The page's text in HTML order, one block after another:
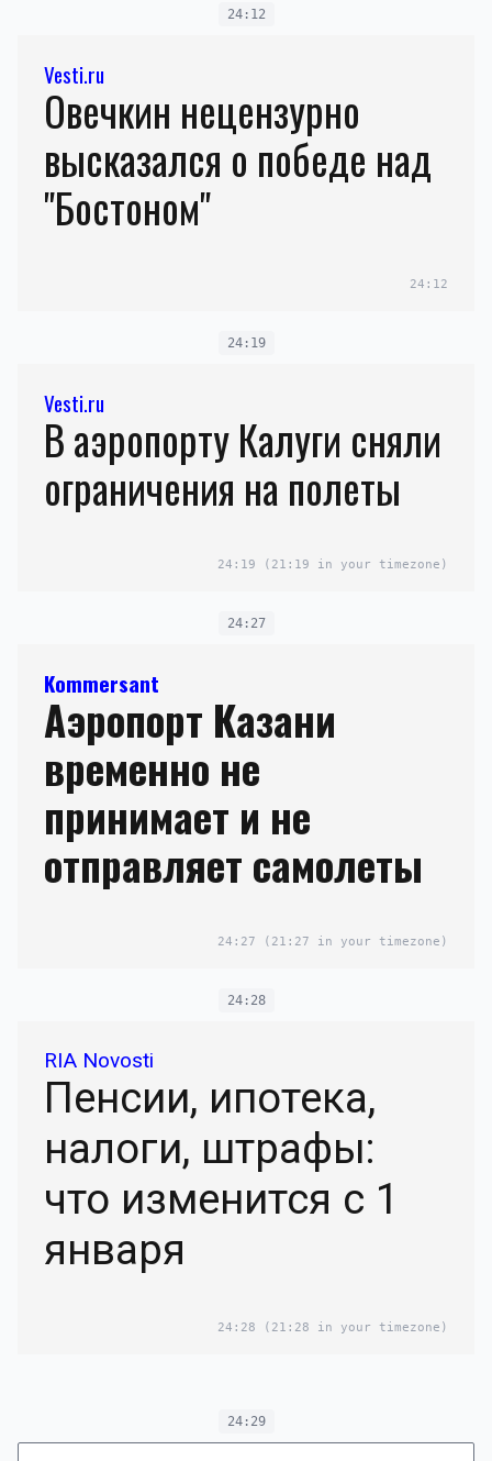
24:12
Vesti.ru
Овечкин нецензурно
высказался о победе над
"Бостоном"
24:12
24:19
Vesti.ru
В аэропорту Калуги сняли
ограничения на полеты
24:19 (21:19 in your timezone)
24:27
Kommersant
Аэропорт Казани
временно не
принимает и не
отправляет самолеты
24:27 (21:27 in your timezone)
24:28
RIA Novosti
Пенсии, ипотека,
налоги, штрафы:
что изменится с 1
января
24:28 (21:28 in your timezone)
24:29